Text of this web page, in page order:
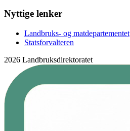
Nyttige lenker
Landbruks- og matdepartementet
Statsforvalteren
2026 Landbruksdirektoratet